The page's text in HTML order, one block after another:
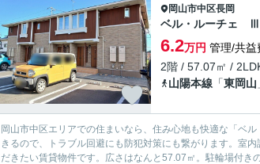
岡山市中区長岡
ベル・ルーチェ
6.2万円 管理/共益
2階 / 57.07㎡ /
山陽本線 「東岡山
岡山市中区エリアでの住まいなら、住み心地も快適な「
きるので、トラブル回避にも防犯対策にも繋がります。室
だきたい賃貸物件です。広さはなんと57.07㎡。駐輪場付